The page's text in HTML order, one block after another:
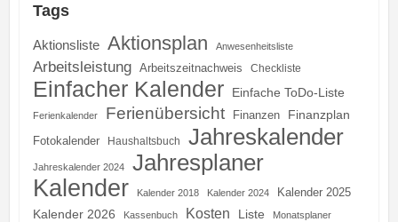
Tags
Aktionsliste Aktionsplan Anwesenheitsliste
Arbeitsleistung Arbeitszeitnachweis Checkliste
Einfacher Kalender Einfache ToDo-Liste
Ferienkalender Ferienübersicht Finanzen Finanzplan
Fotokalender Haushaltsbuch Jahreskalender
Jahreskalender 2024 Jahresplaner
Kalender Kalender 2018 Kalender 2024 Kalender 2025
Kalender 2026 Kassenbuch Kosten Liste Monatsplaner